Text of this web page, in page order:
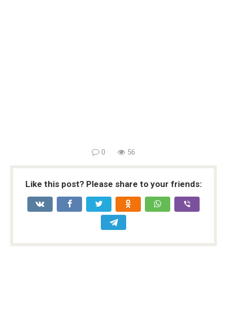
0 56
Like this post? Please share to your friends: